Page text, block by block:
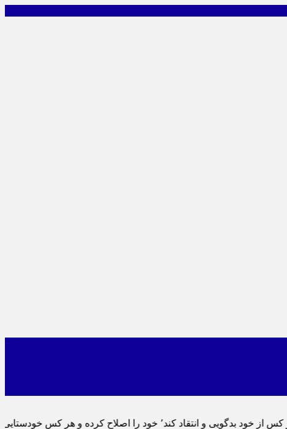
نماید٬ پس به تحقیق خویش را تباه نموده است.